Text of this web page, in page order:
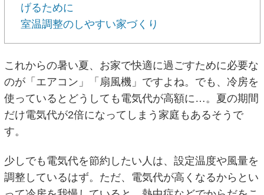
げるために
室温調整のしやすい家づくり
これからの暑い夏、お家で快適に過ごすために必要な
のが「エアコン」「扇風機」ですよね。でも、冷房を
使っているとどうしても電気代が高額に…。夏の期間
だけ電気代が2倍になってしまう家庭もあるそうで
す。
少しでも電気代を節約したい人は、設定温度や風量を
調整しているはず。ただ、電気代が高くなるからとい